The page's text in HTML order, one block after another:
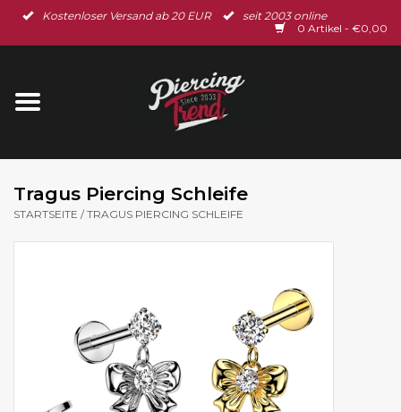
Kostenloser Versand ab 20 EUR
seit 2003 online
0 Artikel - €0,00
Startseite
Ohrschmuck
Tragus Piercing Schleife
STARTSEITE /TRAGUS PIERCING SCHLEIFE